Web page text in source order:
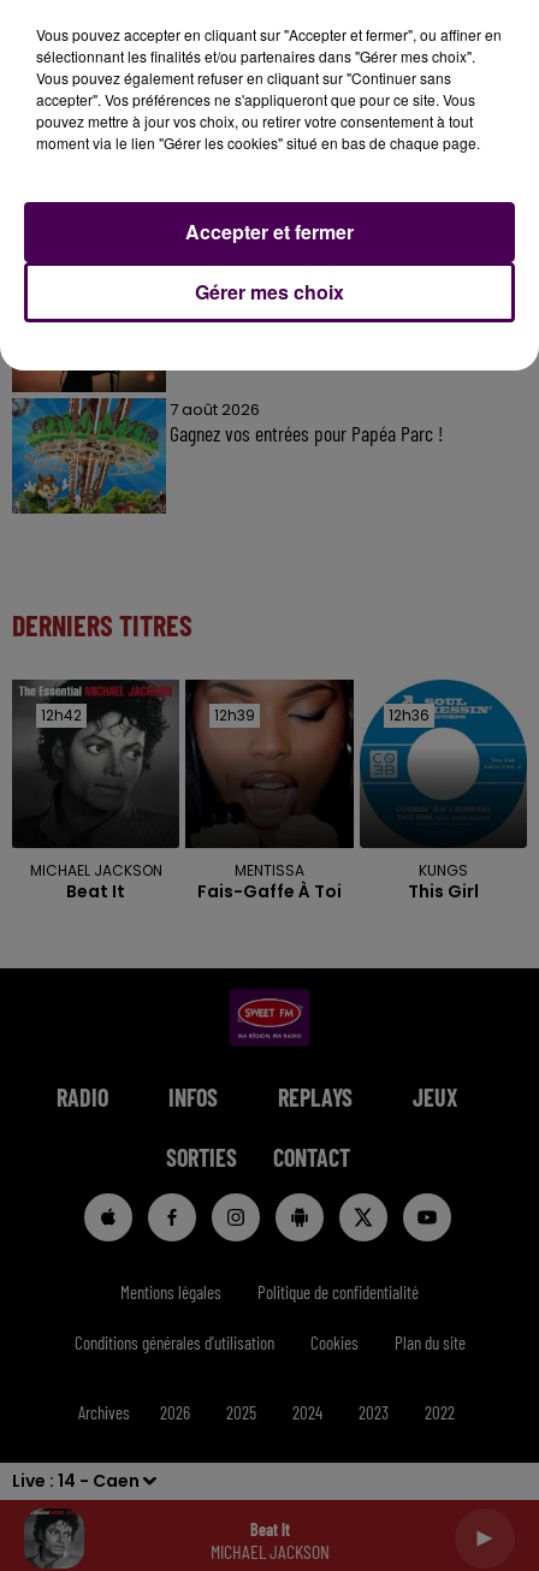
Live : 14 - Caen
Beat It
MICHAEL JACKSON
À LA UNE
11 juillet 2026
Inscrivez-vous au casting The Voice & The Voice
7 août 2026
Gagnez vos entrées pour Papéa Parc !
DERNIERS TITRES
12h42
12h42
MICHAEL JACKSON
Beat It
12h39
12h39
MENTISSA
Fais-Gaffe À Toi
12h36
12h36
KUNGS
This Girl
RADIO INFOS REPLAYS JEUX
SORTIES CONTACT
Mentions légales Politique de confidentialité
Conditions générales d'utilisation Cookies Plan du site
Archives 2026 2025 2024 2023 2022
Vous pouvez accepter en cliquant sur "Accepter et fermer", ou affiner en
sélectionnant les finalités et/ou partenaires dans "Gérer mes choix".
Vous pouvez également refuser en cliquant sur "Continuer sans
accepter". Vos préférences ne s'appliqueront que pour ce site. Vous
pouvez mettre à jour vos choix, ou retirer votre consentement à tout
moment via le lien "Gérer les cookies" situé en bas de chaque page.
Gérer mes choix
Accepter et fermer